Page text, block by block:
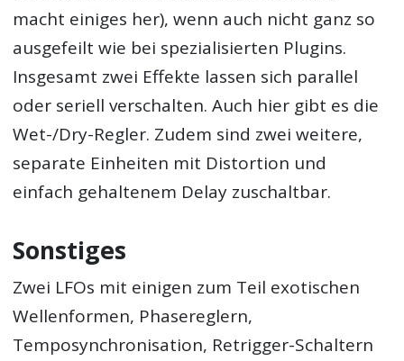
macht einiges her), wenn auch nicht ganz so
ausgefeilt wie bei spezialisierten Plugins.
Insgesamt zwei Effekte lassen sich parallel
oder seriell verschalten. Auch hier gibt es die
Wet-/Dry-Regler. Zudem sind zwei weitere,
separate Einheiten mit Distortion und
einfach gehaltenem Delay zuschaltbar.
Sonstiges
Zwei LFOs mit einigen zum Teil exotischen
Wellenformen, Phasereglern,
Temposynchronisation, Retrigger-Schaltern